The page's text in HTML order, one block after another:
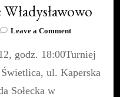
Leave a Commenton
w
godz. 18:00Turniej
ul. Kaperska
Sołecka w